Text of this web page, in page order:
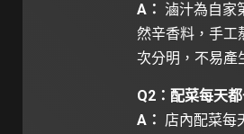
A： 滷汁為自家
然辛香料，手工
次分明，不易產
Q2：配菜每天
A： 店內配菜每